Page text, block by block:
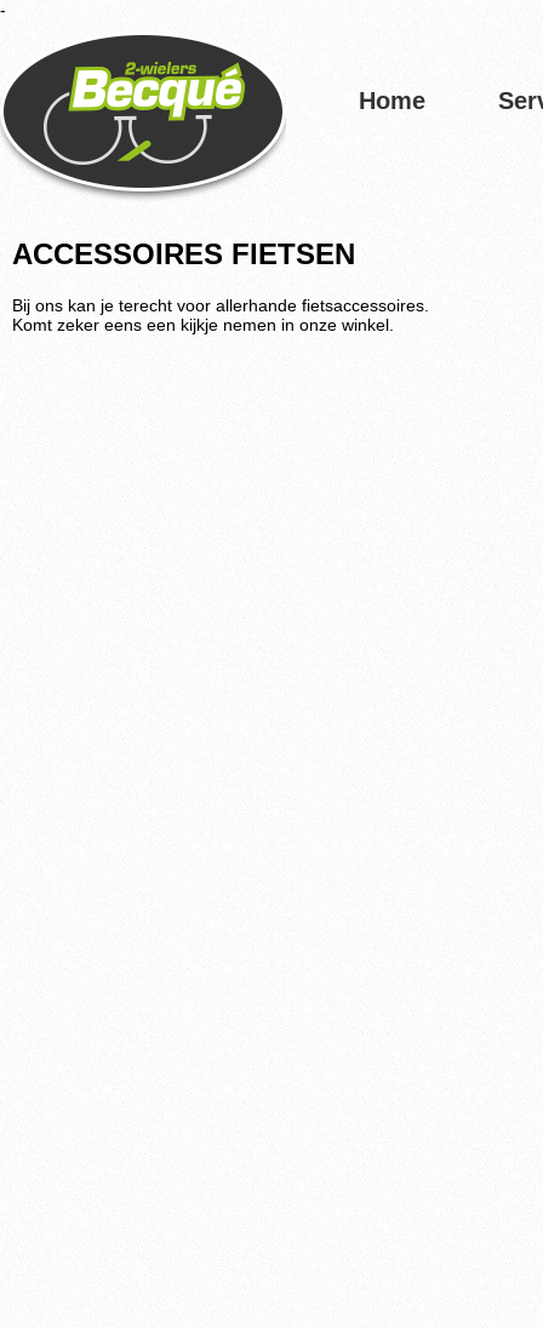
-
Home
ACCESSOIRES FIETSEN
Bij ons kan je terecht voor allerhande fietsaccessoires.
Komt zeker eens een kijkje nemen in onze winkel.